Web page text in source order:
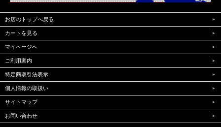
お店のトップへ戻る
カートを見る
マイページへ
ご利用案内
特定商取引法表示
個人情報の取扱い
サイトマップ
お問い合わせ